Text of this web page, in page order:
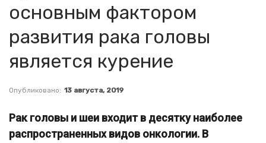
основным фактором
развития рака головы
является курение
Опубликовано: 13 августа, 2019
Рак головы и шеи входит в десятку наиболее
распространенных видов онкологии. В